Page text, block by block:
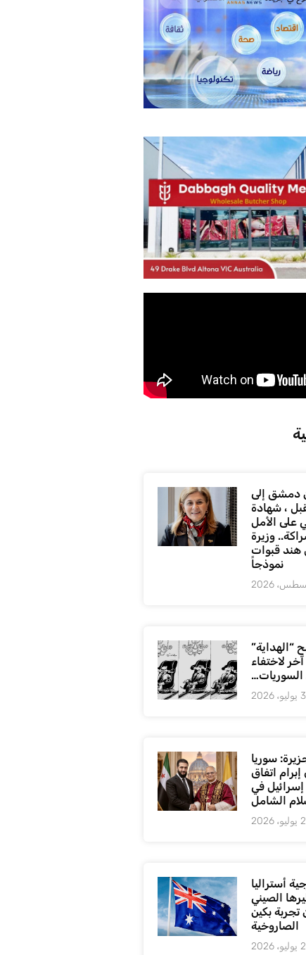
دمشق إلى
، شهادة
على الأمل
وزيرة
هند قبوات
نموذجاً
“الهداية”
لاختفاء
سوريا
اتفاق
في
الشامل
2026
أستراليا
الصيني
تجربة بكين
الصاروخية
2026